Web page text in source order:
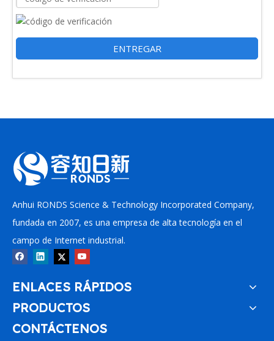
Recolector de datos en línea cableado RH1000
ENTREGAR
Anhui RONDS Science & Technology Incorporated Company,
fundada en 2007, es una empresa de alta tecnología en el
campo de Internet industrial.
ENLACES RÁPIDOS
PRODUCTOS
CONTÁCTENOS